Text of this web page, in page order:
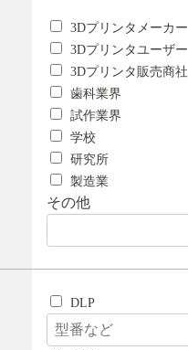
3Dプリンタメーカー
3Dプリンタユーザー
3Dプリンタ販売商社
歯科業界
試作業界
学校
研究所
製造業
その他
DLP